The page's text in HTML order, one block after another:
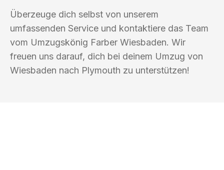
Überzeuge dich selbst von unserem
umfassenden Service und kontaktiere das Team
vom Umzugskönig Farber Wiesbaden. Wir
freuen uns darauf, dich bei deinem Umzug von
Wiesbaden nach Plymouth zu unterstützen!